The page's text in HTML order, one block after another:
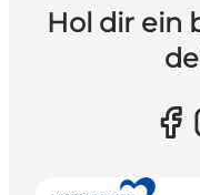
Hol dir ein